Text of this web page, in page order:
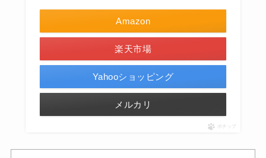
Amazon
楽天市場
Yahooショッピング
メルカリ
ポチップ